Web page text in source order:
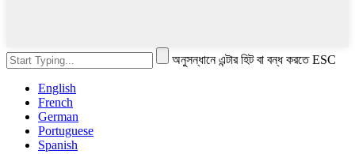
অনুসন্ধানে এন্টার হিট বা বন্ধ করতে ESC
English
French
German
Portuguese
Spanish